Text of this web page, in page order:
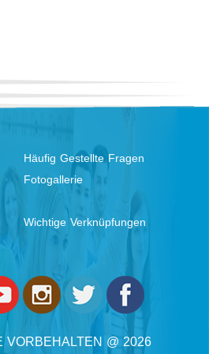
Häufig Gestellte Fragen
Fotogallerie
Wichtige Verknüpfungen
@ 2026